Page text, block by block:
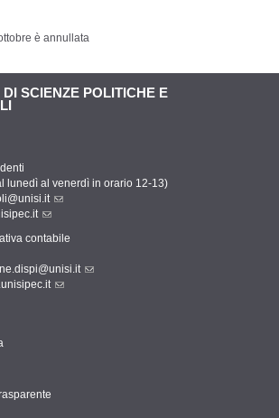
è annullata
SCIENZE POLITICHE E
lunedì al venerdì in orario 12-13)
contabile